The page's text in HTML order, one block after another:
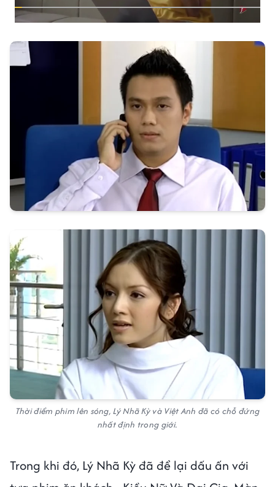
Thời điểm phim lên sóng, Lý Nhã Kỳ và Việt Anh đã có chỗ đứng
nhất định trong giới.
Trong khi đó, Lý Nhã Kỳ đã để lại dấu ấn với